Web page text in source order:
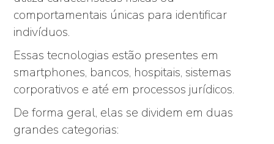
comportamentais únicas para identificar
indivíduos.
Essas tecnologias estão presentes em
smartphones, bancos, hospitais, sistemas
corporativos e até em processos jurídicos.
De forma geral, elas se dividem em duas
grandes categorias: